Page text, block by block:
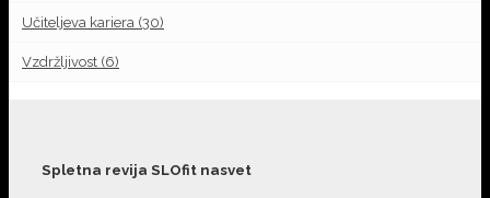
Učiteljeva kariera (30)
Vzdržljivost (6)
Spletna revija SLOfit nasvet